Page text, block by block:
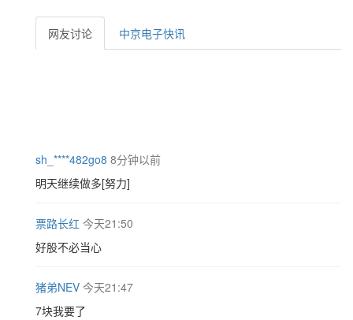
网友讨论 中京电子快讯
sh_****482go8 8分钟以前
明天继续做多[努力]
票路长红 今天21:50
好股不必当心
猪弟NEV 今天21:47
7块我要了